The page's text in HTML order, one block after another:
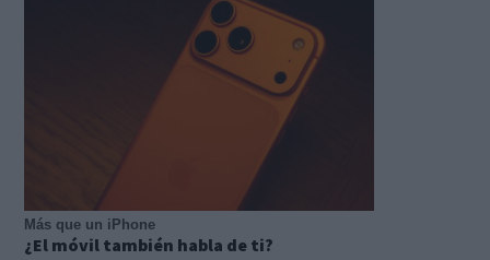
Más que un iPhone
¿El móvil también habla de ti?